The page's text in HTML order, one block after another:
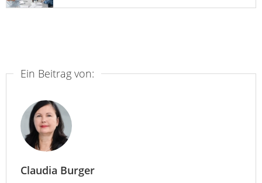
Ein Beitrag von:
Claudia Burger